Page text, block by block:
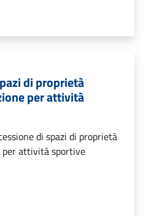
di proprietà
per attività
di spazi di proprietà
attività sportive